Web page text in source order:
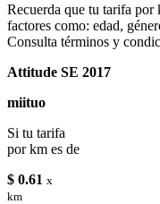
Recuerda que tu tarifa por
factores como: edad,
Consulta términos y
Attitude SE 2017
miituo
Si tu tarifa
por km es de
$ 0.61 x
km